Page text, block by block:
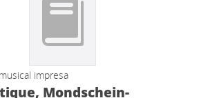
impresa
Mondschein-